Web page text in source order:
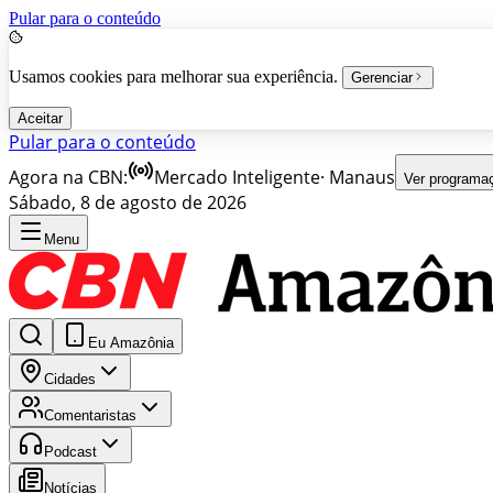
Pular para o conteúdo
Usamos cookies para melhorar sua experiência. Gerenciar
Aceitar
Pular para o conteúdo
Agora na CBN:
Mercado Inteligente· Manaus Ver
Sábado, 8 de agosto de 2026
Menu
Eu Amazônia
Cidades
Comentaristas
Podcast
Notícias